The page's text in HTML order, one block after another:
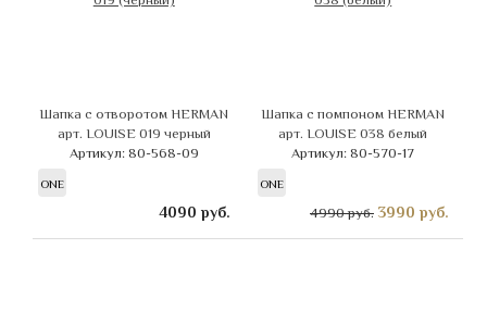
Шапка с отворотом HERMAN
арт. LOUISE 019 черный
Артикул: 80-568-09
ONE
4090 руб.
Шапка с помпоном HERMAN
арт. LOUISE 038 белый
Артикул: 80-570-17
ONE
4990 руб. 3990 руб.